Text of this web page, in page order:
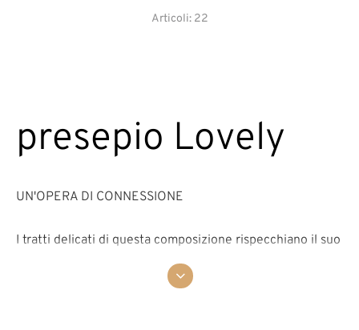
Articoli: 22
presepio Lovely
UN'OPERA DI CONNESSIONE
I tratti delicati di questa composizione rispecchiano il suo
nome. Maria irradia una sicurezza materna con la testa
inclinata, mentre Giuseppe illumina la scena con la